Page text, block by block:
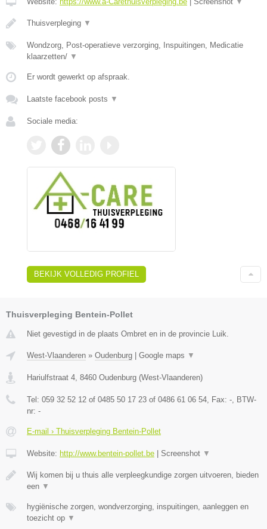
Thuisverpleging ▼
Wondzorg, Post-operatieve verzorging, Inspuitingen, Medicatie
klaarzetten/ ▼
Er wordt gewerkt op afspraak.
Laatste facebook posts ▼
Sociale media:
BEKIJK VOLLEDIG PROFIEL
Thuisverpleging Bentein-Pollet
Niet gevestigd in de plaats Ombret en in de provincie Luik.
West-Vlaanderen » Oudenburg Google maps ▼
Hariulfstraat 4, 8460 Oudenburg (West-Vlaanderen)
Tel: 059 32 52 12 of 0485 50 17 23 of 0486 61 06 54, Fax: -, BTW-
nr: -
E-mail › Thuisverpleging Bentein-Pollet
Website: http://www.bentein-pollet.be Screenshot ▼
Wij komen bij u thuis alle verpleegkundige zorgen uitvoeren, bieden
een ▼
hygiënische zorgen, wondverzorging, inspuitingen, aanleggen en
toezicht op ▼